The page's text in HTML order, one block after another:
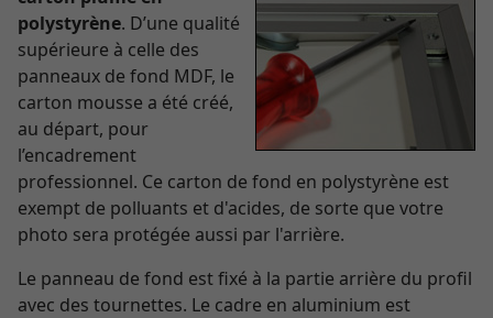
polystyrène. D’une qualité
supérieure à celle des
panneaux de fond MDF, le
carton mousse a été créé,
au départ, pour
l’encadrement
professionnel. Ce carton de fond en polystyrène est
exempt de polluants et d'acides, de sorte que votre
photo sera protégée aussi par l'arrière.
Le panneau de fond est fixé à la partie arrière du profil
avec des tournettes. Le cadre en aluminium est